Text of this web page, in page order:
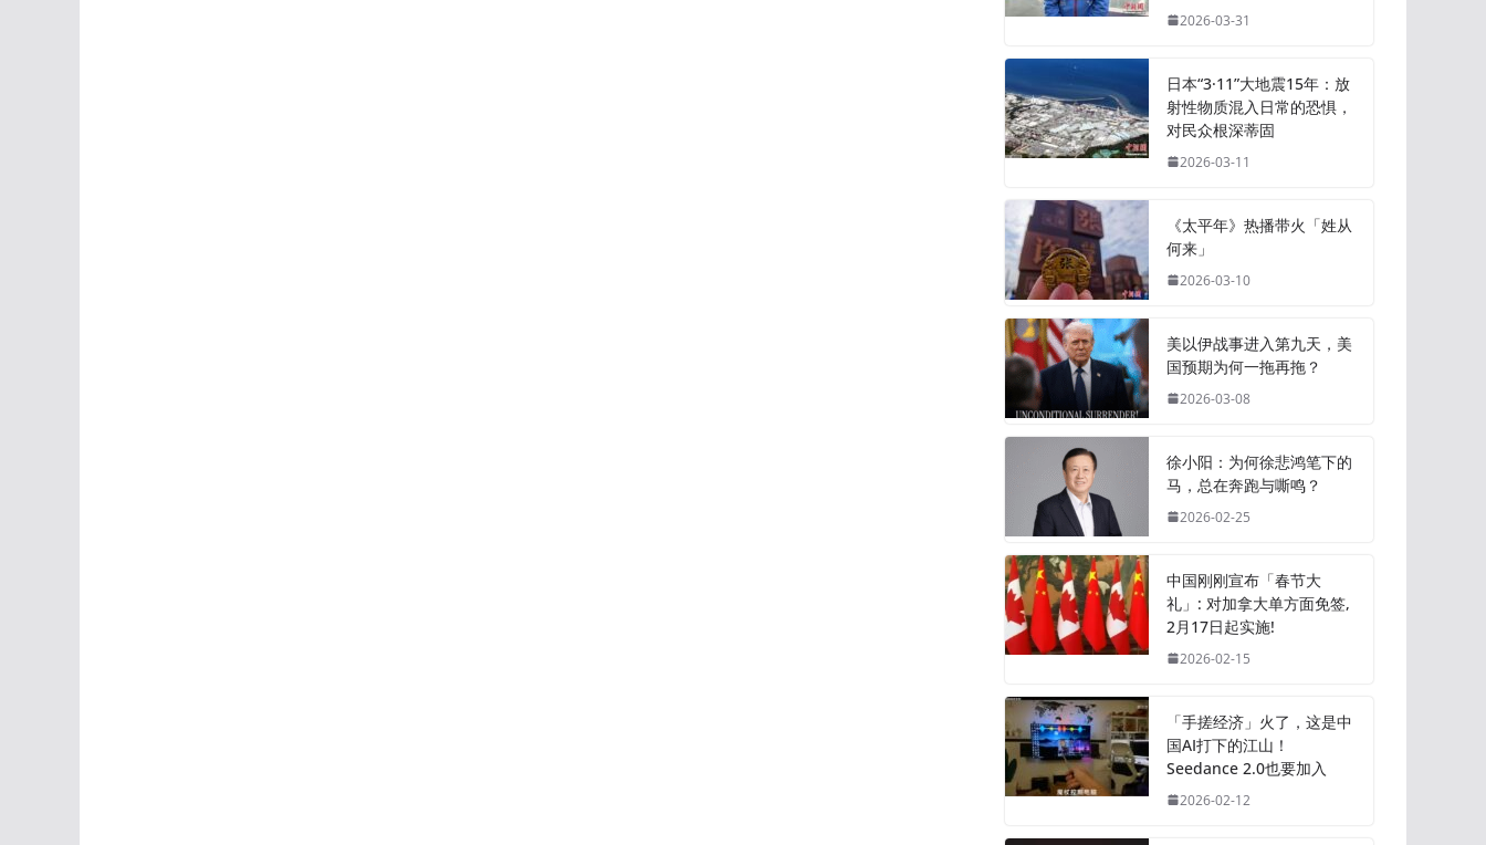
2026-03-31
日本“3·11”大地震15年：放
射性物质混入日常的恐惧，
对民众根深蒂固
2026-03-11
《太平年》热播带火「姓从
何来」
2026-03-10
美以伊战事进入第九天，美
国预期为何一拖再拖？
2026-03-08
徐小阳：为何徐悲鸿笔下的
马，总在奔跑与嘶鸣？
2026-02-25
中国刚刚宣布「春节大
礼」: 对加拿大单方面免签,
2月17日起实施!
2026-02-15
「手搓经济」火了，这是中
国AI打下的江山！
Seedance 2.0也要加入
2026-02-12